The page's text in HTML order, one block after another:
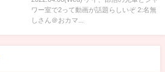
ワー室で2って動画が話題らしいぞ 2:名無
しさん＠おカマ...